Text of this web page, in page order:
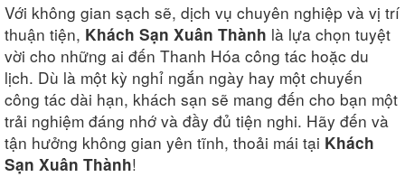
Với không gian sạch sẽ, dịch vụ chuyên nghiệp và vị trí
thuận tiện, Khách Sạn Xuân Thành là lựa chọn tuyệt
vời cho những ai đến Thanh Hóa công tác hoặc du
lịch. Dù là một kỳ nghỉ ngắn ngày hay một chuyến
công tác dài hạn, khách sạn sẽ mang đến cho bạn một
trải nghiệm đáng nhớ và đầy đủ tiện nghi. Hãy đến và
tận hưởng không gian yên tĩnh, thoải mái tại Khách
Sạn Xuân Thành!